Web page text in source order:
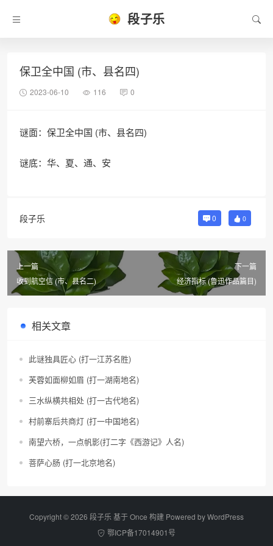
段子乐
保卫全中国 (市、县名四)
2023-06-10 116 0
谜面：保卫全中国 (市、县名四)
谜底：华、夏、通、安
段子乐 0 0
上一篇
收到航空信 (市、县名二)
下一篇
经济指标 (鲁迅作品篇目)
相关文章
此谜独具匠心 (打一江苏名胜)
芙蓉如面柳如眉 (打一湖南地名)
三水纵横共相处 (打一古代地名)
村前寨后共商灯 (打一中国地名)
南望六桥，一点帆影(打二字《西游记》人名)
菩萨心肠 (打一北京地名)
Copyright © 2026 段子乐 基于 Once 构建 Powered byWordPress
鄂ICP备17014901号